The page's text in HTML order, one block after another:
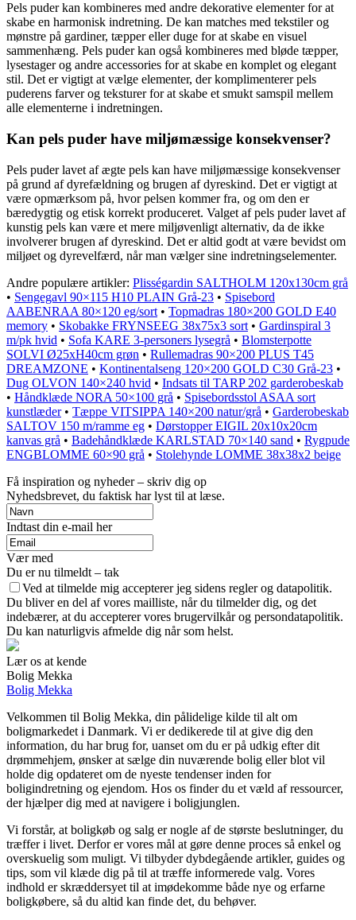
Pels puder kan kombineres med andre dekorative elementer for at
skabe en harmonisk indretning. De kan matches med tekstiler og
mønstre på gardiner, tæpper eller duge for at skabe en visuel
sammenhæng. Pels puder kan også kombineres med bløde tæpper,
lysestager og andre accessories for at skabe en komplet og elegant
stil. Det er vigtigt at vælge elementer, der komplimenterer pels
puderens farver og teksturer for at skabe et smukt samspil mellem
alle elementerne i indretningen.
Kan pels puder have miljømæssige konsekvenser?
Pels puder lavet af ægte pels kan have miljømæssige konsekvenser
på grund af dyrefældning og brugen af ​​dyreskind. Det er vigtigt at
være opmærksom på, hvor pelsen kommer fra, og om den er
bæredygtig og etisk korrekt produceret. Valget af pels puder lavet af
kunstig pels kan være et mere miljøvenligt alternativ, da de ikke
involverer brugen af ​​dyreskind. Det er altid godt at være bevidst om
miljøet og dyrevelfærd, når man vælger sine indretningselementer.
Andre populære artikler: Plisségardin SALTHOLM 120x130cm grå
• Sengegavl 90×115 H10 PLAIN Grå-23 • Spisebord
AABENRAA 80×120 eg/sort • Topmadras 180×200 GOLD E40
memory • Skobakke FRYNSEEG 38x75x3 sort • Gardinspiral 3
m/pk hvid • Sofa KARE 3-personers lysegrå • Blomsterpotte
SOLVI Ø25xH40cm grøn • Rullemadras 90×200 PLUS T45
DREAMZONE • Kontinentalseng 120×200 GOLD C30 Grå-23 •
Dug OLVON 140×240 hvid • Indsats til TARP 202 garderobeskab
• Håndklæde NORA 50×100 grå • Spisebordsstol ASAA sort
kunstlæder• Tæppe VITSIPPA 140×200 natur/grå • Garderobeskab
SALTOV 150 m/ramme eg • Dørstopper EIGIL 20x10x20cm
kanvas grå • Badehåndklæde KARLSTAD 70×140 sand • Rygpude
ENGBLOMME 60×90 grå • Stolehynde LOMME 38x38x2 beige
Få inspiration og nyheder – skriv dig op
Nyhedsbrevet, du faktisk har lyst til at læse.
Indtast din e-mail her
Vær med
Du er nu tilmeldt – tak
Ved at tilmelde mig accepterer jeg sidens regler og datapolitik.
Du bliver en del af vores mailliste, når du tilmelder dig, og det
indebærer, at du accepterer vores brugervilkår og persondatapolitik.
Du kan naturligvis afmelde dig når som helst.
Lær os at kende
Bolig Mekka
Bolig Mekka
Velkommen til Bolig Mekka, din pålidelige kilde til alt om
boligmarkedet i Danmark. Vi er dedikerede til at give dig den
information, du har brug for, uanset om du er på udkig efter dit
drømmehjem, ønsker at sælge din nuværende bolig eller blot vil
holde dig opdateret om de nyeste tendenser inden for
boligindretning og ejendom. Hos os finder du et væld af ressourcer,
der hjælper dig med at navigere i boligjunglen.
Vi forstår, at boligkøb og salg er nogle af de største beslutninger, du
træffer i livet. Derfor er vores mål at gøre denne proces så enkel og
overskuelig som muligt. Vi tilbyder dybdegående artikler, guides og
tips, som vil klæde dig på til at træffe informerede valg. Vores
indhold er skræddersyet til at imødekomme både nye og erfarne
boligkøbere, så du altid kan finde det, du behøver.